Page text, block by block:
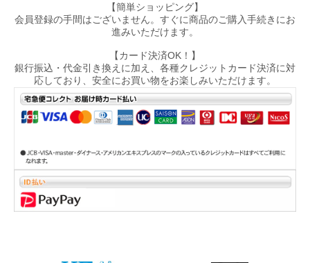
【簡単ショッピング】
会員登録の手間はございません。すぐに商品のご購入手続きにお
進みいただけます。
【カード決済OK！】
銀行振込・代金引き換えに加え、各種クレジットカード決済に対
応しており、安全にお買い物をお楽しみいただけます。